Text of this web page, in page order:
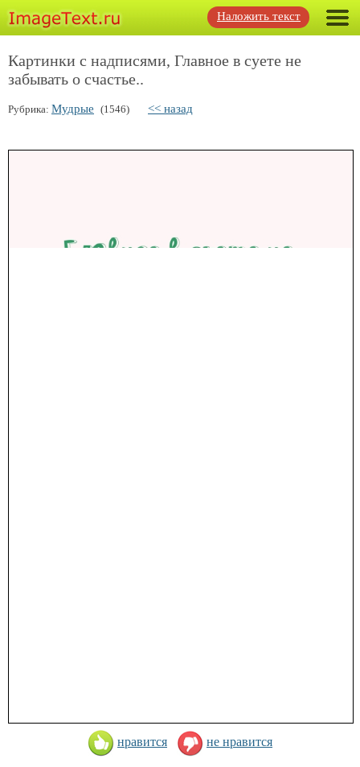
Наложить текст
Картинки с надписями, Главное в суете не
забывать о счастье..
Рубрика: Мудрые (1546) << назад
нравится не нравится